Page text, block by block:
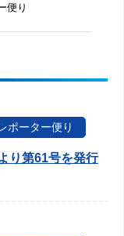
便り
ポーター便り
り第61号を発行